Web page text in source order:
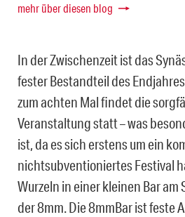
mehr über diesen blog
In der Zwischenzeit ist das
fester Bestandteil des
zum achten Mal findet die
Veranstaltung statt – was
ist, da es sich erstens um ein
nichtsubventioniertes Festival
Wurzeln in einer kleinen Bar am
der 8mm. Die 8mmBar ist feste